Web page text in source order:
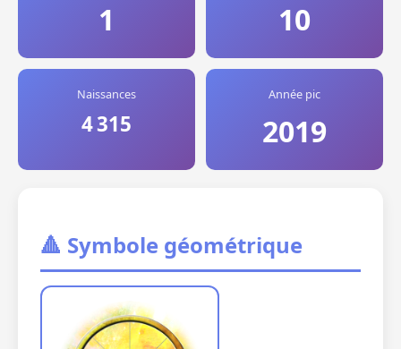
1 10
Naissances
4 315
Année pic
2019
🔺 Symbole géométrique